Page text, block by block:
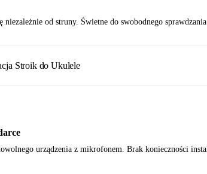
niezależnie od struny. Świetne do swobodnego
Stroik do Ukulele
urządzenia z mikrofonem. Brak konieczności